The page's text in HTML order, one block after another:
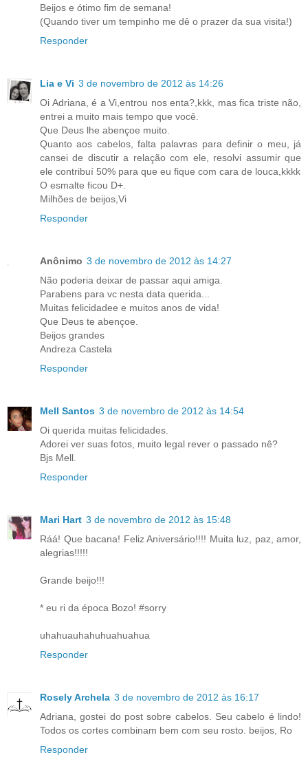
Beijos e ótimo fim de semana!
(Quando tiver um tempinho me dê o prazer da sua visita!)
Responder
Lia e Vi 3 de novembro de 2012 às 14:26
Oi Adriana, é a Vi,entrou nos enta?,kkk, mas fica triste não,
entrei a muito mais tempo que você.
Que Deus lhe abençoe muito.
Quanto aos cabelos, falta palavras para definir o meu, já
cansei de discutir a relação com ele, resolvi assumir que
ele contribuí 50% para que eu fique com cara de louca,kkkk
O esmalte ficou D+.
Milhões de beijos,Vi
Responder
Anônimo 3 de novembro de 2012 às 14:27
Não poderia deixar de passar aqui amiga.
Parabens para vc nesta data querida...
Muitas felicidadee e muitos anos de vida!
Que Deus te abençoe.
Beijos grandes
Andreza Castela
Responder
Mell Santos 3 de novembro de 2012 às 14:54
Oi querida muitas felicidades.
Adorei ver suas fotos, muito legal rever o passado nê?
Bjs Mell.
Responder
Mari Hart 3 de novembro de 2012 às 15:48
Ráá! Que bacana! Feliz Aniversário!!!! Muita luz, paz, amor,
alegrias!!!!!
Grande beijo!!!
* eu ri da época Bozo! #sorry
uhahuauhahuhuahuahua
Responder
Rosely Archela 3 de novembro de 2012 às 16:17
Adriana, gostei do post sobre cabelos. Seu cabelo é lindo!
Todos os cortes combinam bem com seu rosto. beijos, Ro
Responder